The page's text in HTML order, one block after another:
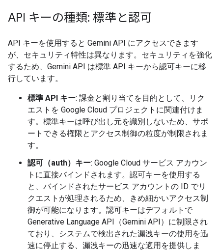
API キーの種類: 標準と認可
API キーを使用すると Gemini API にアクセスできます
が、セキュリティ特性は異なります。セキュリティを強化
するため、Gemini API は標準 API キーから認可キーに移
行しています。
標準 API キー: 課金と割り当てを目的として、リク
エストを Google Cloud プロジェクトに関連付けま
す。標準キーは呼び出し元を識別しないため、サポ
ートできる権限とアクセス制御の粒度が制限されま
す。
認可（auth）キー: Google Cloud サービス アカウン
トに直接バインドされます。認可キーを使用する
と、バインドされたサービス アカウントの ID でリ
クエストが処理されるため、きめ細かいアクセス制
御が可能になります。認可キーはデフォルトで
Generative Language API（Gemini API）に制限され
ており、システムで検出された漏洩キーの使用を迅
速に停止する、漏洩キーの迅速な適用を提供しま